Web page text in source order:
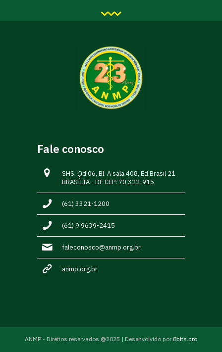
Fale conosco
SHS. Qd 06, Bl. A sala 408, Ed.Brasil 21
BRASÍLIA - DF CEP: 70.322-915
(61) 3321-1200
(61) 9.9639-2415
faleconosco@anmp.org.br
anmp.org.br
ANMP - Direitos reservados @2025 | Desenvolvido por 8bits.pro